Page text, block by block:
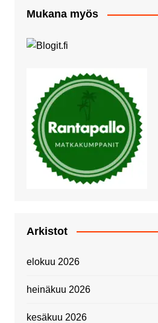
Mukana myös
Arkistot
elokuu 2026
heinäkuu 2026
kesäkuu 2026